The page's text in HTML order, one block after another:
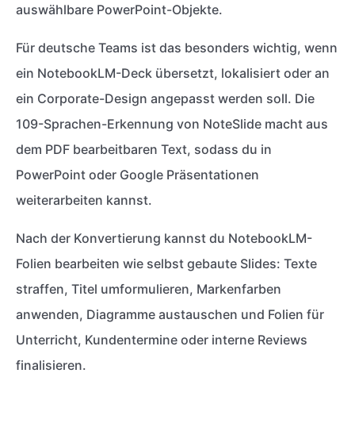
auswählbare PowerPoint-Objekte.
Für deutsche Teams ist das besonders wichtig, wenn
ein NotebookLM-Deck übersetzt, lokalisiert oder an
ein Corporate-Design angepasst werden soll. Die
109-Sprachen-Erkennung von NoteSlide macht aus
dem PDF bearbeitbaren Text, sodass du in
PowerPoint oder Google Präsentationen
weiterarbeiten kannst.
Nach der Konvertierung kannst du NotebookLM-
Folien bearbeiten wie selbst gebaute Slides: Texte
straffen, Titel umformulieren, Markenfarben
anwenden, Diagramme austauschen und Folien für
Unterricht, Kundentermine oder interne Reviews
finalisieren.